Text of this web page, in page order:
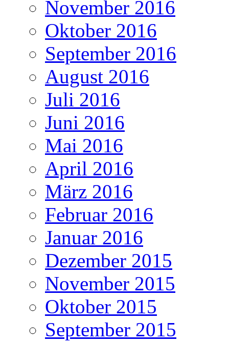
November 2016
Oktober 2016
September 2016
August 2016
Juli 2016
Juni 2016
Mai 2016
April 2016
März 2016
Februar 2016
Januar 2016
Dezember 2015
November 2015
Oktober 2015
September 2015